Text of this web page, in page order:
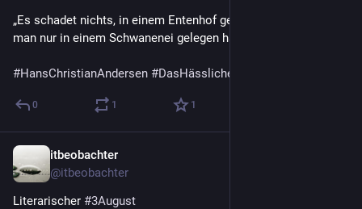
„Es schadet nichts, in einem Entenhof geboren zu sein, wenn
man nur in einem Schwanenei gelegen hat."
#HansChristianAndersen #DasHässlicheEntlein
0 1 1
itbeobachter
@itbeobachter
Literarischer #3August